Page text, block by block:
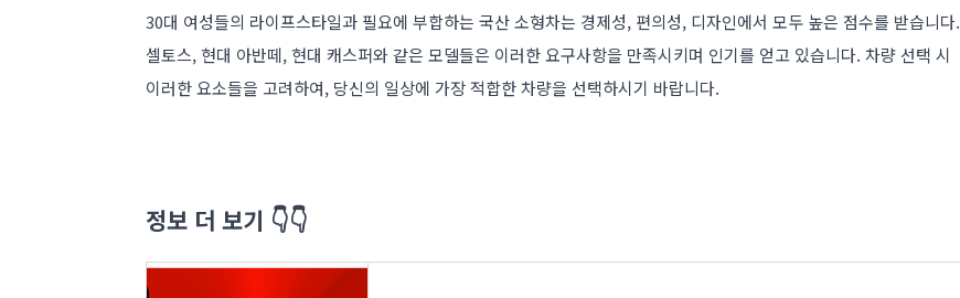
30대 여성들의 라이프스타일과 필요에 부합하는 국산 소형차는 경제성, 편의성, 디자인에서 모두 높은 점수를 받습니다.
셀토스, 현대 아반떼, 현대 캐스퍼와 같은 모델들은 이러한 요구사항을 만족시키며 인기를 얻고 있습니다. 차량 선택 시
이러한 요소들을 고려하여, 당신의 일상에 가장 적합한 차량을 선택하시기 바랍니다.
정보 더 보기 👇👇